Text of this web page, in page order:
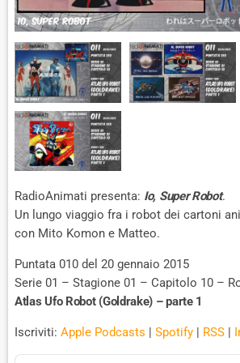
RadioAnimati presenta: Io, Super Robot.
Un lungo viaggio fra i robot dei cartoni
con Mito Komon e Matteo.
Puntata 010 del 20 gennaio 2015
Serie 01 – Stagione 01 – Capitolo 10 –
Atlas Ufo Robot (Goldrake) – parte 1
Iscriviti: Apple Podcasts | Spotify | RSS |